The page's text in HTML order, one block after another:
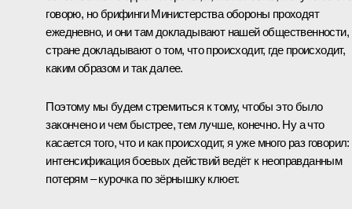
говорю, но брифинги Министерства обороны проходят
ежедневно, и они там докладывают нашей общественности,
стране докладывают о том, что происходит, где происходит,
каким образом и так далее.
Поэтому мы будем стремиться к тому, чтобы это было
закончено и чем быстрее, тем лучше, конечно. Ну а что
касается того, что и как происходит, я уже много раз говорил:
интенсификация боевых действий ведёт к неоправданным
потерям – курочка по зёрнышку клюет.